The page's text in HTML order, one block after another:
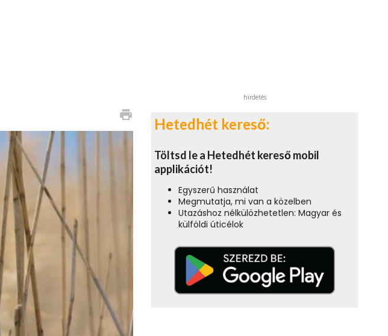
print
hirdetés
Hetedhét kereső:
Töltsd le a Hetedhét kereső mobil
applikációt!
Egyszerű használat
Megmutatja, mi van a közelben
Utazáshoz nélkülözhetetlen: Magyar és
külföldi úticélok